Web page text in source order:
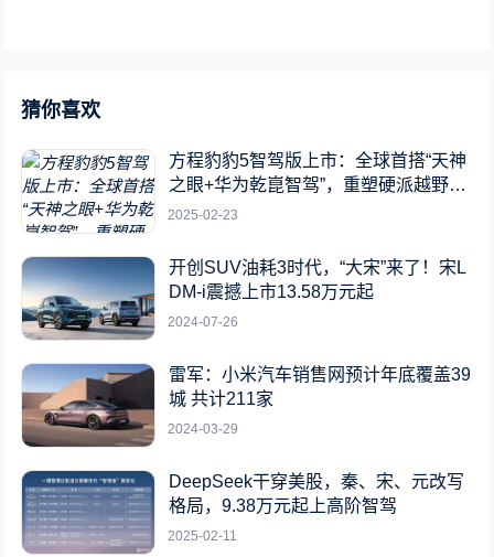
猜你喜欢
方程豹豹5智驾版上市：全球首搭“天神
之眼+华为乾崑智驾”，重塑硬派越野新
标杆
2025-02-23
开创SUV油耗3时代，“大宋”来了！宋L
DM-i震撼上市13.58万元起
2024-07-26
雷军：小米汽车销售网预计年底覆盖39
城 共计211家
2024-03-29
DeepSeek干穿美股，秦、宋、元改写
格局，9.38万元起上高阶智驾
2025-02-11